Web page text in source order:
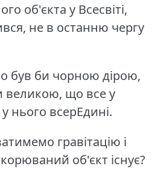
об'єкта у Всесвіті,
не в останню чергу
був би чорною дірою,
великою, що все у
нього всерЕдині.
гравітацію і
об'єкт існує?